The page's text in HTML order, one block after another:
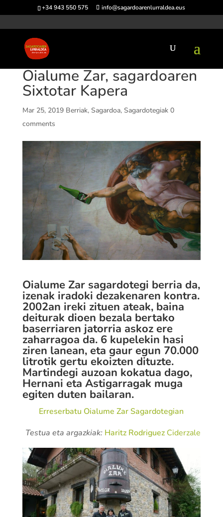
+34 943 550 575 info@sagardoarenlurraldea.eus
Oialume Zar, sagardoaren
Sixtotar Kapera
Mar 25, 2019 Berriak, Sagardoa, Sagardotegiak 0
comments
Oialume Zar sagardotegi berria da,
izenak iradoki dezakenaren kontra.
2002an ireki zituen ateak, baina
deiturak dioen bezala bertako
baserriaren jatorria askoz ere
zaharragoa da. 6 kupelekin hasi
ziren lanean, eta gaur egun 70.000
litrotik gertu ekoizten dituzte.
Martindegi auzoan kokatua dago,
Hernani eta Astigarragak muga
egiten duten bailaran.
Erreserbatu Oialume Zar Sagardotegian
Testua eta argazkiak: Haritz Rodriguez Ciderzale